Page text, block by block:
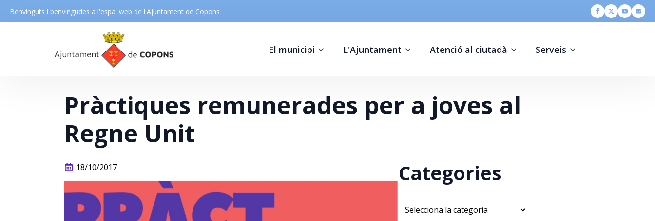
Benvinguts i benvingudes a l'espai web de l'Ajuntament de Copons
El municipi L'Ajuntament Atenció al ciutadà Serveis
Pràctiques remunerades per a joves al
Regne Unit
18/10/2017 Categories
Categories